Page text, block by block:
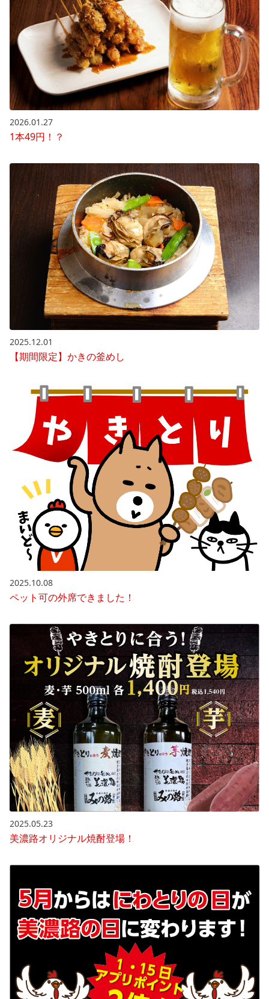
2026.01.27
1本49円！？
2025.12.01
【期間限定】かきの釜めし
2025.10.08
ペット可の外席できました！
2025.05.23
美濃路オリジナル焼酎登場！